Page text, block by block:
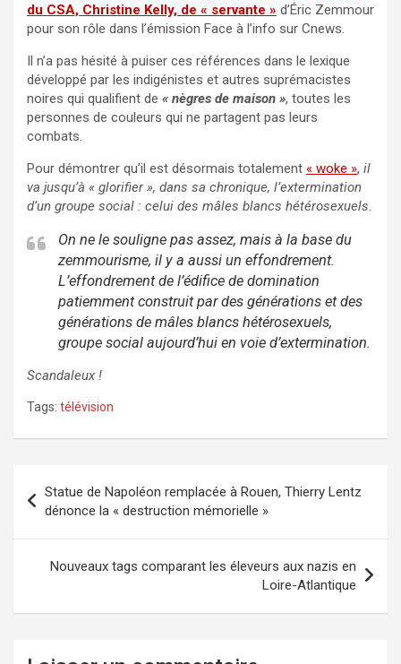
du CSA, Christine Kelly, de « servante » d’Éric Zemmour
pour son rôle dans l’émission Face à l’info sur Cnews.
Il n’a pas hésité à puiser ces références dans le lexique
développé par les indigénistes et autres suprémacistes
noires qui qualifient de « nègres de maison », toutes les
personnes de couleurs qui ne partagent pas leurs
combats.
Pour démontrer qu’il est désormais totalement « woke », il
va jusqu’à « glorifier », dans sa chronique, l’extermination
d’un groupe social : celui des mâles blancs hétérosexuels.
On ne le souligne pas assez, mais à la base du
zemmourisme, il y a aussi un effondrement.
L’effondrement de l’édifice de domination
patiemment construit par des générations et des
générations de mâles blancs hétérosexuels,
groupe social aujourd’hui en voie d’extermination.
Scandaleux !
Tags: télévision
de
l’article
Statue de Napoléon remplacée à Rouen, Thierry Lentz
dénonce la « destruction mémorielle »
Nouveaux tags comparant les éleveurs aux nazis en
Loire-Atlantique